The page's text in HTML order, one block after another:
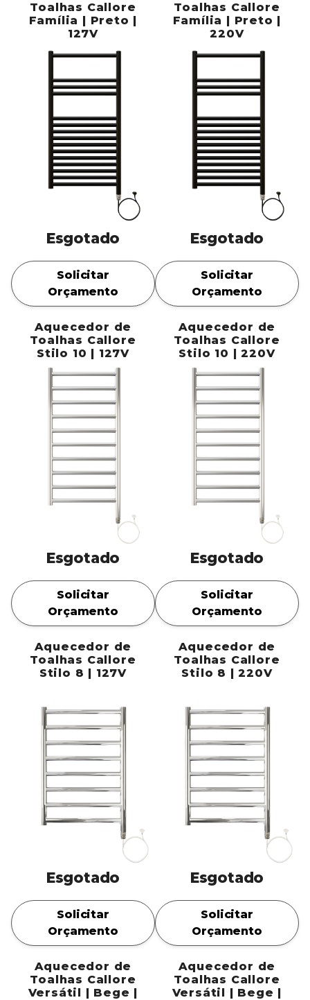
Toalhas Callore
Família | Preto |
127V
Esgotado
Solicitar
Orçamento
Toalhas Callore
Família | Preto |
220V
Esgotado
Solicitar
Orçamento
Aquecedor de
Toalhas Callore
Stilo 10 | 127V
Esgotado
Solicitar
Orçamento
Aquecedor de
Toalhas Callore
Stilo 10 | 220V
Esgotado
Solicitar
Orçamento
Aquecedor de
Toalhas Callore
Stilo 8 | 127V
Esgotado
Solicitar
Orçamento
Aquecedor de
Toalhas Callore
Stilo 8 | 220V
Esgotado
Solicitar
Orçamento
Aquecedor de
Toalhas Callore
Versátil | Bege |
Aquecedor de
Toalhas Callore
Versátil | Bege |